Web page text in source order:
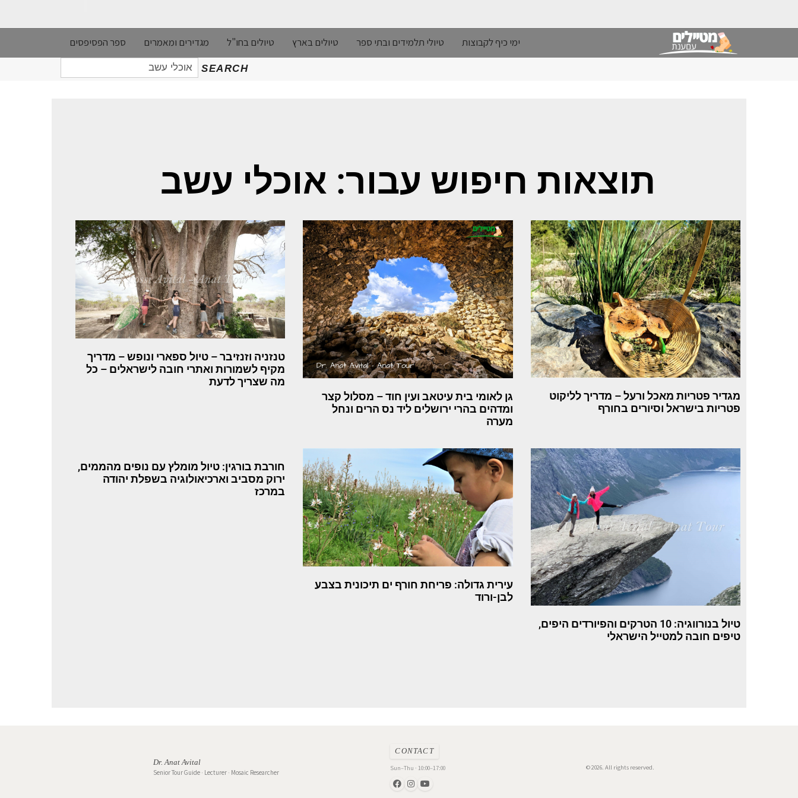
ימי כיף לקבוצות טיולי תלמידים ובתי ספר טיולים בארץ טיולים בחו"ל מגדירים ומאמרים ספר הפסיפסים
SEARCH
חיפוש
עבור:
תוצאות חיפוש עבור: אוכלי עשב
מגדיר פטריות מאכל ורעל – מדריך לליקוט
פטריות בישראל וסיורים בחורף
גן לאומי בית עיטאב ועין חוד – מסלול קצר
ומדהים בהרי ירושלים ליד נס הרים ונחל
מערה
טנזניה וזנזיבר – טיול ספארי ונופש – מדריך
מקיף לשמורות ואתרי חובה לישראלים – כל
מה שצריך לדעת
טיול בנורווגיה: 10 הטרקים והפיורדים היפים,
טיפים חובה למטייל הישראלי
עירית גדולה: פריחת חורף ים תיכונית בצבע
לבן-ורוד
חורבת בורגין: טיול מומלץ עם נופים מהממים,
ירוק מסביב וארכיאולוגיה בשפלת יהודה
במרכז
© 2026. All rights reserved.
CONTACT
Sun–Thu · 10:00–17:00
Dr. Anat Avital
Senior Tour Guide · Lecturer · Mosaic Researcher